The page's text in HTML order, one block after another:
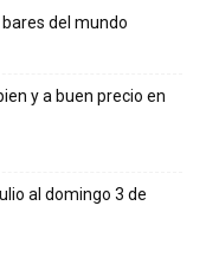
del mundo
y a buen precio en
al domingo 3 de